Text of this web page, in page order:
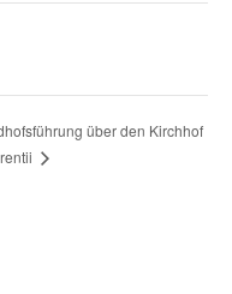
über den Kirchhof